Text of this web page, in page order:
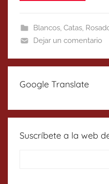
Blancos, Catas,
Dejar un comentario
Google Translate
Suscríbete a la web